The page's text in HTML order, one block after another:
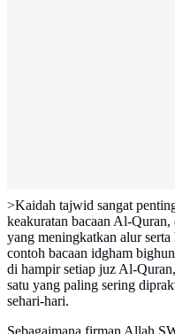
>Kaidah tajwid sangat
keakuratan bacaan Al-
yang meningkatkan alur
contoh bacaan idgham
di hampir setiap juz Al-
satu yang paling sering
sehari-hari.